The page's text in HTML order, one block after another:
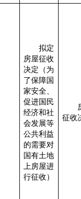
拟定
房屋征收
决定（为
了保障国
家安全、
促进国民
经济和社
会发展等
公共利益
的需要对
国有土地
上房屋进
行征收）
征收